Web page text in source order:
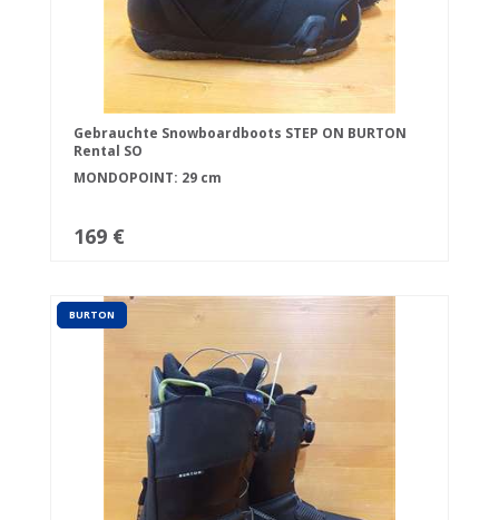
Gebrauchte Snowboardboots STEP ON BURTON
Rental SO
MONDOPOINT: 29 cm
169 €
BURTON